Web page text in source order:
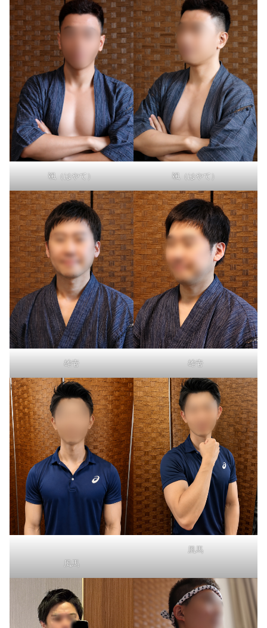
颯（はやて） 颯（はやて）
雄壱 雄壱
風馬
風馬